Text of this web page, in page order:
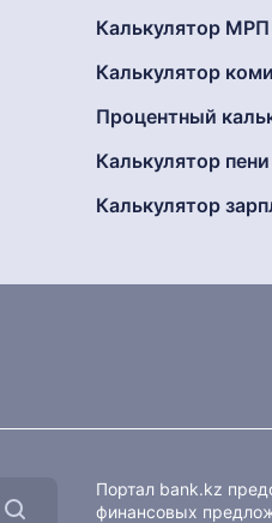
Калькулятор МРП
Калькулятор
Процентный
Калькулятор пени
Калькулятор
Портал bank.kz
финансовых